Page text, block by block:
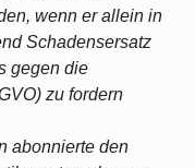
wenn er allein in
Schadensersatz
gegen die
zu fordern
abonnierte den